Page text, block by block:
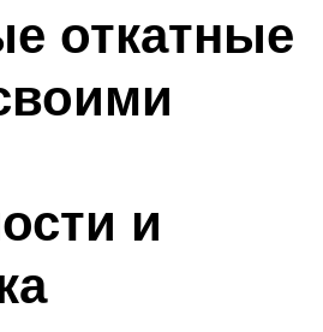
откатные
и